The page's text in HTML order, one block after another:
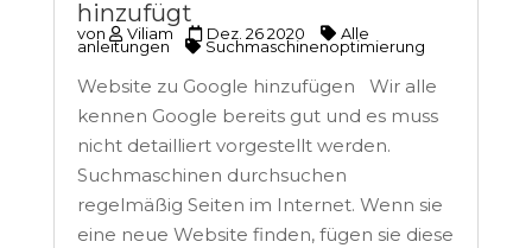
hinzufügt
von Viliam Dez. 26 2020 Alle
anleitungen Suchmaschinenoptimierung
Website zu Google hinzufügen Wir alle
kennen Google bereits gut und es muss
nicht detailliert vorgestellt werden.
Suchmaschinen durchsuchen
regelmäßig Seiten im Internet. Wenn sie
eine neue Website finden, fügen sie diese